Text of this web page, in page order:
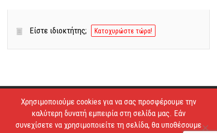
Είστε ιδιοκτήτης; Κατοχυρώστε τώρα!
Copyright © 2026 - Estiatoria. All Rights Reserved.
Απαγορεύεται το κατέβασμα των φωτογραφιών και η
αντιγραφή των κειμένων.
Χρησιμοποιούμε cookies για να σας προσφέρουμε την
καλύτερη δυνατή εμπειρία στη σελίδα μας. Εάν
συνεχίσετε να χρησιμοποιείτε τη σελίδα, θα υποθέσουμε